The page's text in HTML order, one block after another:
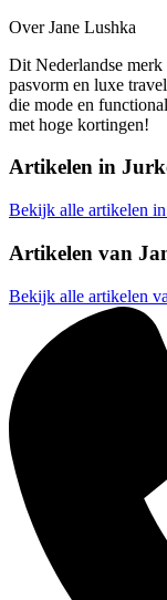
Over Jane Lushka
Dit Nederlandse merk
pasvorm en luxe
die mode en
met hoge kortingen!
Artikelen in
Bekijk alle artikelen
Artikelen van
Bekijk alle artikelen